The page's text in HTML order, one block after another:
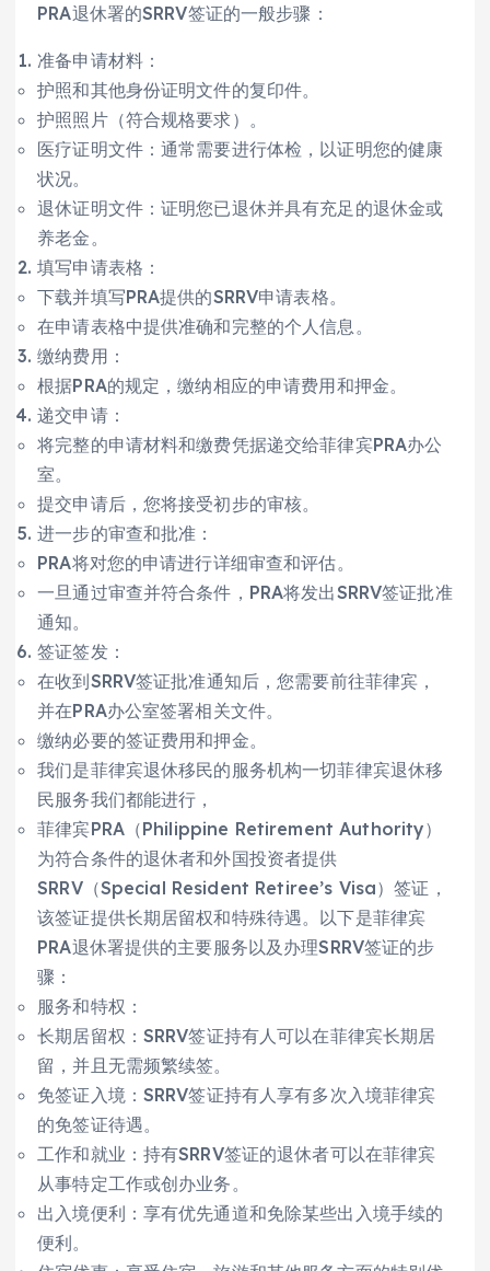
PRA退休署的SRRV签证的一般步骤：
准备申请材料：
护照和其他身份证明文件的复印件。
护照照片（符合规格要求）。
医疗证明文件：通常需要进行体检，以证明您的健康
状况。
退休证明文件：证明您已退休并具有充足的退休金或
养老金。
填写申请表格：
下载并填写PRA提供的SRRV申请表格。
在申请表格中提供准确和完整的个人信息。
缴纳费用：
根据PRA的规定，缴纳相应的申请费用和押金。
递交申请：
将完整的申请材料和缴费凭据递交给菲律宾PRA办公
室。
提交申请后，您将接受初步的审核。
进一步的审查和批准：
PRA将对您的申请进行详细审查和评估。
一旦通过审查并符合条件，PRA将发出SRRV签证批准
通知。
签证签发：
在收到SRRV签证批准通知后，您需要前往菲律宾，
并在PRA办公室签署相关文件。
缴纳必要的签证费用和押金。
我们是菲律宾退休移民的服务机构一切菲律宾退休移
民服务我们都能进行，
菲律宾PRA（Philippine Retirement Authority）
为符合条件的退休者和外国投资者提供
SRRV（Special Resident Retiree’s Visa）签证，
该签证提供长期居留权和特殊待遇。以下是菲律宾
PRA退休署提供的主要服务以及办理SRRV签证的步
骤：
服务和特权：
长期居留权：SRRV签证持有人可以在菲律宾长期居
留，并且无需频繁续签。
免签证入境：SRRV签证持有人享有多次入境菲律宾
的免签证待遇。
工作和就业：持有SRRV签证的退休者可以在菲律宾
从事特定工作或创办业务。
出入境便利：享有优先通道和免除某些出入境手续的
便利。